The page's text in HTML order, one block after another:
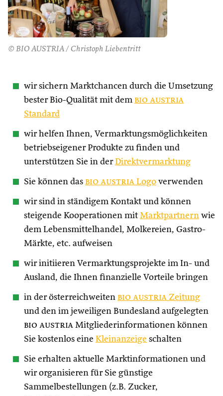
© BIO AUSTRIA / Christoph Liebentritt
wir sichern Marktchancen durch die Umsetzung
bester Bio-Qualität mit dem bio austria
Standard
wir helfen Ihnen, Vermarktungsmöglichkeiten
betriebseigener Produkte zu finden und
unterstützen Sie in derDirektvermarktung
Sie können das bio austria Logo verwenden
wir sind in ständigem Kontakt und können
steigende Kooperationen mit Marktpartnern wie
dem Lebensmittelhandel, Molkereien, Gastro-
Märkte, etc. aufweisen
wir initiieren Vermarktungsprojekte im In- und
Ausland, die Ihnen finanzielle Vorteile bringen
in der österreichweiten bio austria Zeitung
und den im jeweiligen Bundesland aufgelegten
bio austria Mitgliederinformationen können
Sie kostenlos eine Kleinanzeige schalten
Sie erhalten aktuelle Marktinformationen und
wir organisieren für Sie günstige
Sammelbestellungen (z.B. Zucker,